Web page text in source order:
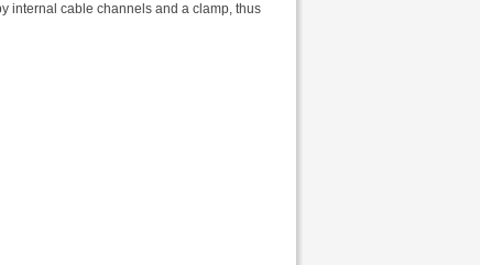
internal cable channels and a clamp, thus